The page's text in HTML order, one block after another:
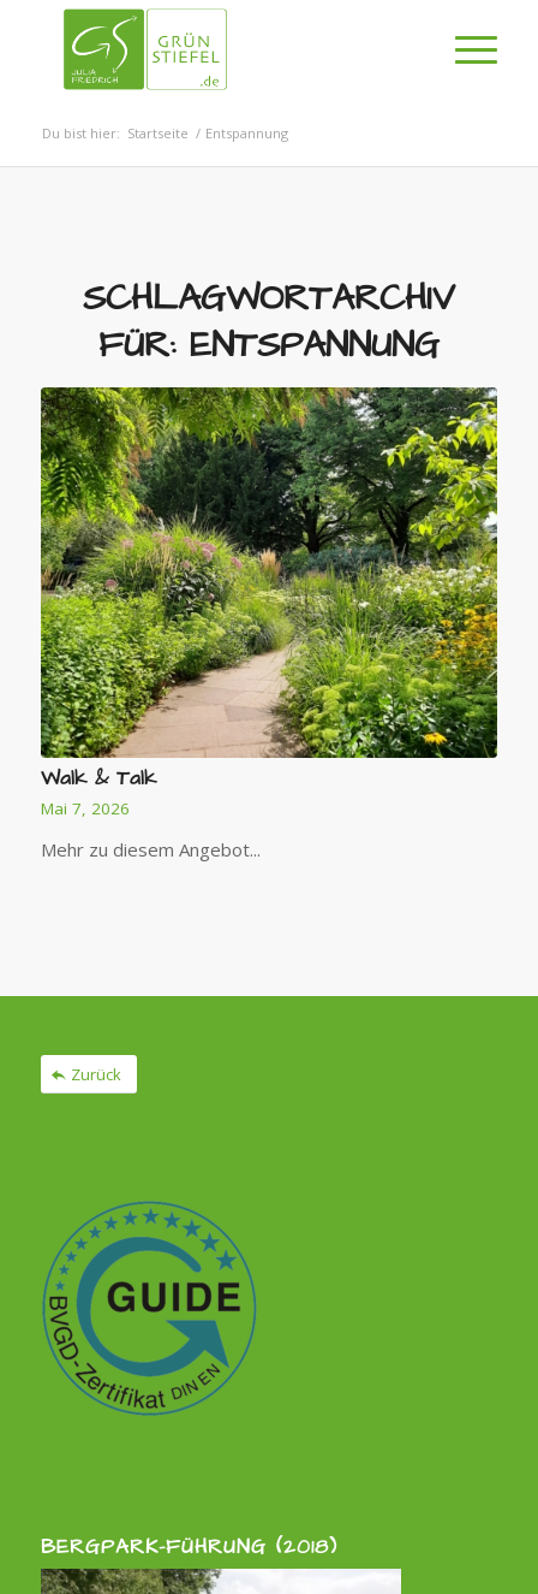
Du bist hier: Startseite / Entspannung
SCHLAGWORTARCHIV
FÜR: ENTSPANNUNG
Walk & Talk
Mai 7, 2026
Mehr zu diesem Angebot...
Zurück
BERGPARK-FÜHRUNG (2018)